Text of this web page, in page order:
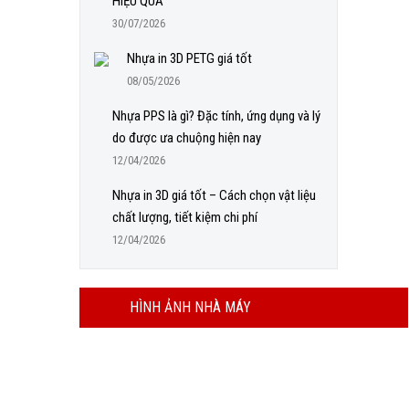
30/07/2026
Nhựa in 3D PETG giá tốt
08/05/2026
Nhựa PPS là gì? Đặc tính, ứng dụng và lý
do được ưa chuộng hiện nay
12/04/2026
Nhựa in 3D giá tốt – Cách chọn vật liệu
chất lượng, tiết kiệm chi phí
12/04/2026
HÌNH ẢNH NHÀ MÁY